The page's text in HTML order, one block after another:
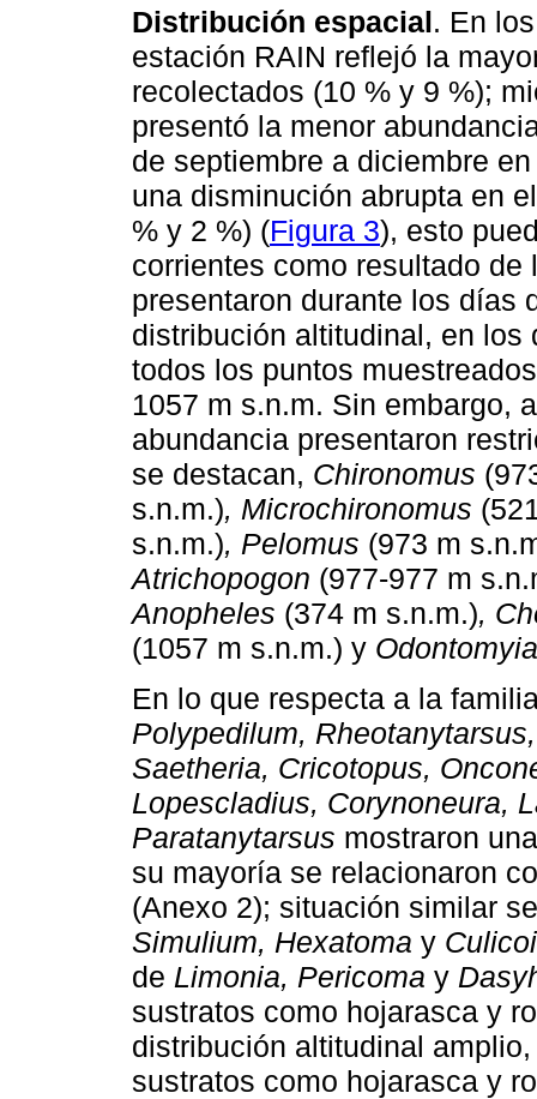
Distribución espacial. En
estación RAIN reflejó la
recolectados (10 % y 9 %);
presentó la menor
de septiembre a diciembre
una disminución abrupta en
% y 2 %) (Figura 3), esto
corrientes como resultado
presentaron durante los días
distribución altitudinal, en
todos los puntos
1057 m s.n.m. Sin embargo,
abundancia presentaron
se destacan, Chironomus
s.n.m.), Microchironomus
s.n.m.), Pelomus (973 m
Atrichopogon (977-977 m
Anopheles (374 m s.n.m.),
(1057 m s.n.m.) y Odontomyia
En lo que respecta a la
Polypedilum,
Saetheria, Cricotopus,
Lopescladius, Corynoneura,
Paratanytarsus mostraron
su mayoría se relacionaron
(Anexo 2); situación similar
Simulium, Hexatoma y
de Limonia, Pericoma y
sustratos como hojarasca y
distribución altitudinal
sustratos como hojarasca y